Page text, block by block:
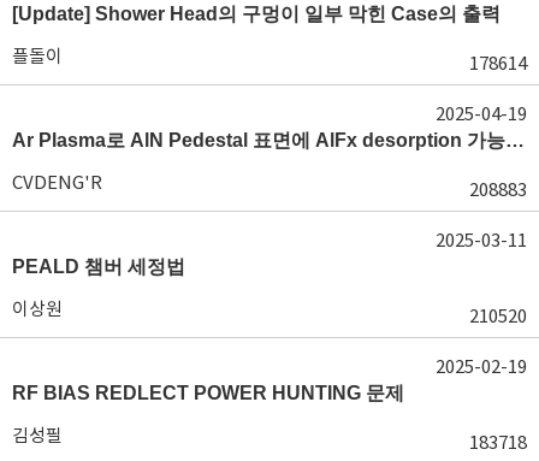
[Update] Shower Head의 구멍이 일부 막힌 Case의 출력
플돌이 178614
Ar Plasma로 AlN Pedestal 표면에 AlFx desorption 가능 여부가 궁금합니다.
CVDENG'R 208883
2025-04-19
PEALD 챔버 세정법
이상원 210520
2025-03-11
RF BIAS REDLECT POWER HUNTING 문제
김성필 183718
2025-02-19